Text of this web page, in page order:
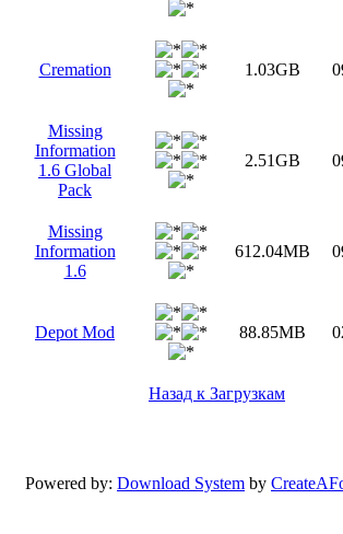
Cremation 1.03GB
Missing
Information
1.6 Global
Pack
2.51GB
Missing
Information
1.6
612.04MB
Depot Mod 88.85MB
Назад к Загрузкам
Powered by: Download System by